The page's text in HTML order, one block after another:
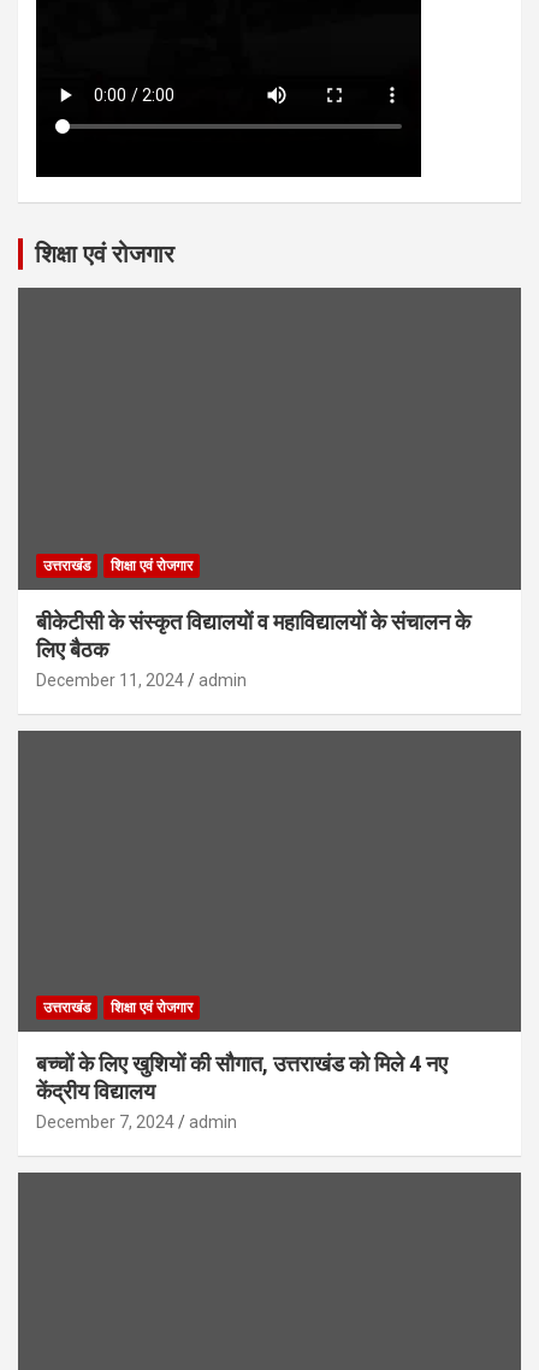
शिक्षा एवं रोजगार
उत्तराखंड शिक्षा एवं रोजगार
बीकेटीसी के संस्कृत विद्यालयों व महाविद्यालयों के संचालन के
लिए बैठक
December 11, 2024 admin
उत्तराखंड शिक्षा एवं रोजगार
बच्चों के लिए खुशियों की सौगात, उत्तराखंड को मिले 4 नए
केंद्रीय विद्यालय
December 7, 2024 admin